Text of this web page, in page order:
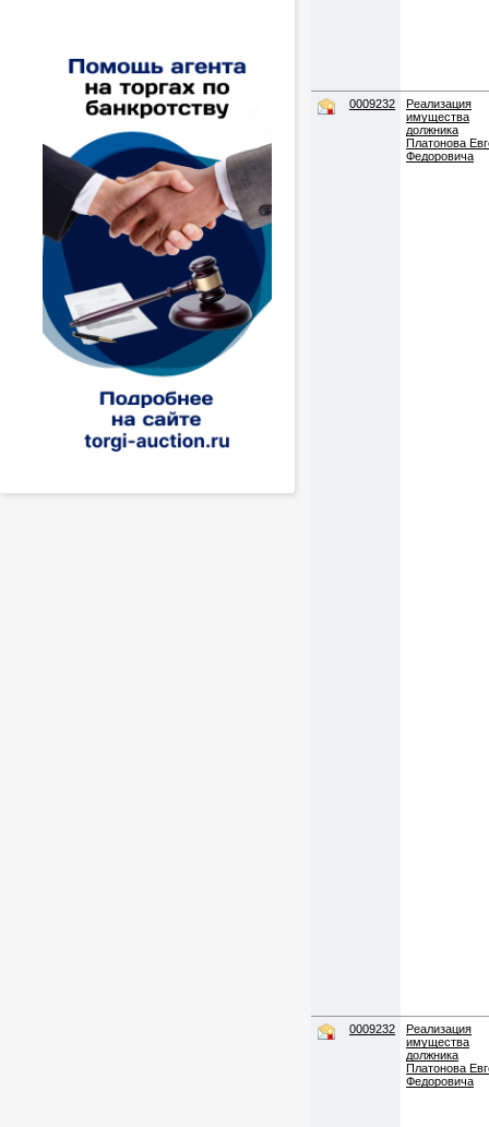
0009232
Реализация
имущества
должника
Платонова
Федоровича
0009232
Реализация
имущества
должника
Платонова
Федоровича